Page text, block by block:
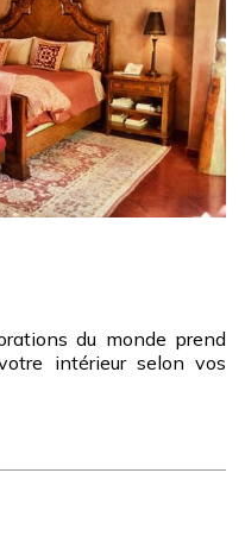
du monde prend
intérieur selon vos